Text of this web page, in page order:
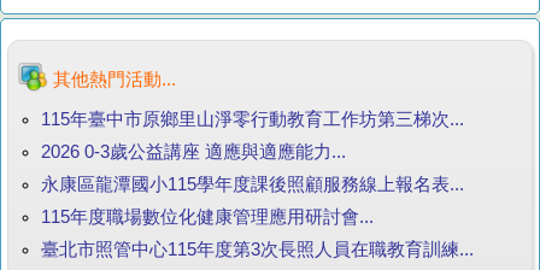
其他熱門活動...
115年臺中市原鄉里山淨零行動教育工作坊第三梯次...
2026 0-3歲公益講座 適應與適應能力...
永康區龍潭國小115學年度課後照顧服務線上報名表...
115年度職場數位化健康管理應用研討會...
臺北市照管中心115年度第3次長照人員在職教育訓練...